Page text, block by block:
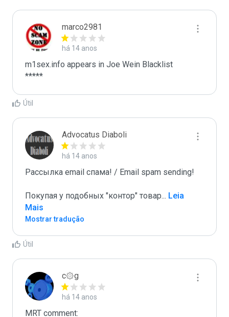
marco2981
há 14 anos
m1sex.info appears in Joe Wein Blacklist
*****
Útil
Advocatus Diaboli
há 14 anos
Рассылка email спама! / Email spam sending!
Покупая у подобных "контор" товар... Leia
Mais
Mostrar tradução
Útil
c۞g
há 14 anos
MRT comment: